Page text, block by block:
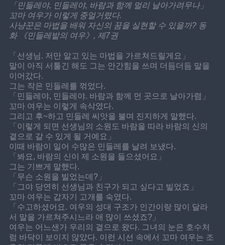
「민들레야, 민들레야, 바람과 함께 멀리 날아가려무나」
꼬마 여우가 이렇게 중얼거렸다.
사냥꾼은 마법을 배워 자신의 꿈을 실현할 수 있을까? 동
화 《민들레밭의 여우》, 제7권
「선생님. 저만 알고 있는 마법을 가르쳐드릴게요」
말이 아직 서툴긴 해도 그는 안간힘을 쓰며 더듬더듬 말을
이어갔다.
그는 작은 민들레를 꺾었다.
「민들레야, 민들레야. 바람과 함께 먼 곳으로 날아가렴」
꼬마 여우는 이렇게 속삭였다.
그리고 후~하고 민들레 씨앗을 불며 진지하게 말했다.
「이렇게 되면 선생님의 소원도 바람을 따라 바람의 신의
곁으로 갈 수 있게 될 거예요」
이때 바람이 일어 수많은 민들레를 날려 보냈다.
「봐요, 바람의 신이 제 소원을 들으셨어요」
그는 기쁘게 말했다.
「무슨 소원을 빌었는데?」
「그야 당연히 선생님과 친구가 되고 싶다고 빌었죠」
꼬마 여우는 갑자기 고개를 숙였다.
「수고하셨어요. 여우의 성대 구조가 인간이랑 많이 달라
서 말을 가르쳐주시느라 애 많이 쓰셨죠?」
여우는 어느샌가 우리의 곁으로 왔다. 그녀의 눈은 호수처
럼 바닥이 보이지 않았다. 이런 시선 속에서 꼬마 여우는 조